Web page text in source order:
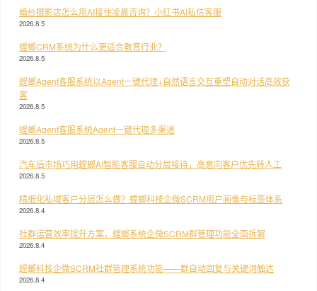
婚纱摄影店怎么用AI接住凌晨咨询？小红书AI私信客服
2026.8.5
螳螂CRM系统为什么更适合教育行业？
2026.8.5
螳螂Agent客服系统以Agent一键代理+自然语言交互重塑自动对话高效获
客
2026.8.5
螳螂Agent客服系统Agent一键代理多渠道
2026.8.5
汽车后市场巧用螳螂AI智能客服自动分层接待，高意向客户优先转人工
2026.8.5
精细化私域客户分层怎么做？螳螂科技企微SCRM用户画像与标签体系
2026.8.4
社群运营效率提升方案，螳螂系统企微SCRM群管理功能全面拆解
2026.8.4
螳螂科技企微SCRM社群管理系统功能——群自动回复与关键词触达
2026.8.4